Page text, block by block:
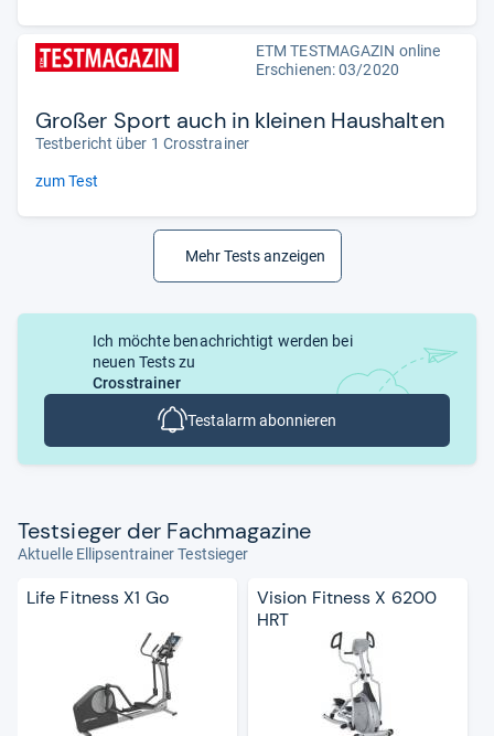
ETM TESTMAGAZIN online
Erschienen: 03/2020
Großer Sport auch in kleinen Haushalten
Testbericht über 1 Crosstrainer
zum Test
Mehr Tests anzeigen
Ich möchte benachrichtigt werden bei
neuen Tests zu
Crosstrainer
Testalarm abonnieren
Test­sie­ger der Fach­ma­ga­zine
Aktuelle Ellipsentrainer Testsieger
Life Fitness X1 Go
Vision Fitness X 6200
HRT